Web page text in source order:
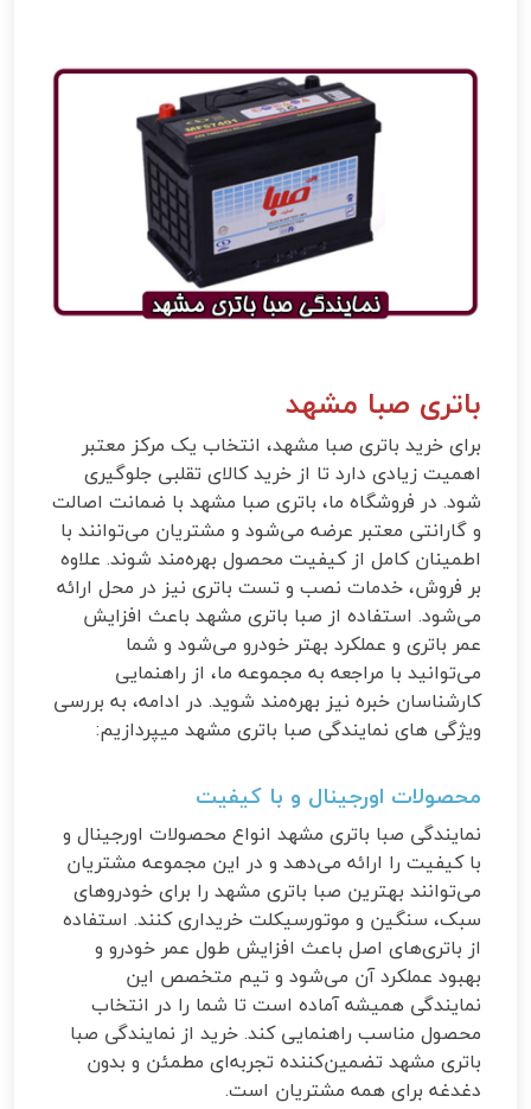
باتری صبا مشهد
برای خرید باتری صبا مشهد، انتخاب یک مرکز معتبر
اهمیت زیادی دارد تا از خرید کالای تقلبی جلوگیری
شود. در فروشگاه ما، باتری صبا مشهد با ضمانت اصالت
و گارانتی معتبر عرضه می‌شود و مشتریان می‌توانند با
اطمینان کامل از کیفیت محصول بهره‌مند شوند. علاوه
بر فروش، خدمات نصب و تست باتری نیز در محل ارائه
می‌شود. استفاده از صبا باتری مشهد باعث افزایش
عمر باتری و عملکرد بهتر خودرو می‌شود و شما
می‌توانید با مراجعه به مجموعه ما، از راهنمایی
کارشناسان خبره نیز بهره‌مند شوید. در ادامه، به بررسی
ویژگی های نمایندگی صبا باتری مشهد میپردازیم:
محصولات اورجینال و با کیفیت
نمایندگی صبا باتری مشهد انواع محصولات اورجینال و
با کیفیت را ارائه می‌دهد و در این مجموعه مشتریان
می‌توانند بهترین صبا باتری مشهد را برای خودروهای
سبک، سنگین و موتورسیکلت خریداری کنند. استفاده
از باتری‌های اصل باعث افزایش طول عمر خودرو و
بهبود عملکرد آن می‌شود و تیم متخصص این
نمایندگی همیشه آماده است تا شما را در انتخاب
محصول مناسب راهنمایی کند. خرید از نمایندگی صبا
باتری مشهد تضمین‌کننده تجربه‌ای مطمئن و بدون
دغدغه برای همه مشتریان است.